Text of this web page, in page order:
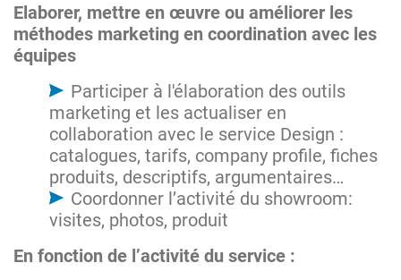
Elaborer, mettre en œuvre ou améliorer les
méthodes marketing en coordination avec les
équipes
Participer à l'élaboration des outils
marketing et les actualiser en
collaboration avec le service Design :
catalogues, tarifs, company profile, fiches
produits, descriptifs, argumentaires…
Coordonner l’activité du showroom:
visites, photos, produit
En fonction de l’activité du service :